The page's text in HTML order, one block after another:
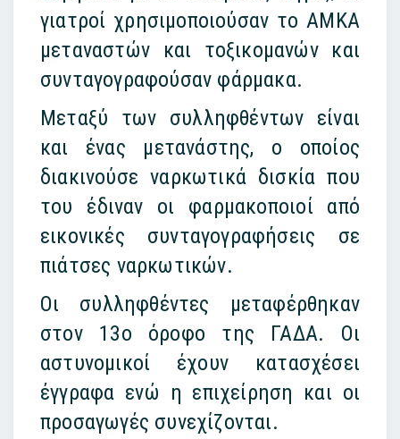
γιατροί χρησιμοποιούσαν το ΑΜΚΑ
μεταναστών και τοξικομανών και
συνταγογραφούσαν φάρμακα.
Μεταξύ των συλληφθέντων είναι
και ένας μετανάστης, ο οποίος
διακινούσε ναρκωτικά δισκία που
του έδιναν οι φαρμακοποιοί από
εικονικές συνταγογραφήσεις σε
πιάτσες ναρκωτικών.
Οι συλληφθέντες μεταφέρθηκαν
στον 13ο όροφο της ΓΑΔΑ. Οι
αστυνομικοί έχουν κατασχέσει
έγγραφα ενώ η επιχείρηση και οι
προσαγωγές συνεχίζονται.